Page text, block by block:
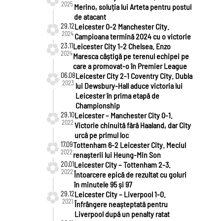
2025Merino, soluția lui Arteta pentru postul
de atacant
29.12
2024
Leicester 0-2 Manchester City.
Campioana termină 2024 cu o victorie
23.11
2024
Leicester City 1-2 Chelsea. Enzo
Maresca câștigă pe terenul echipei pe
care a promovat-o în Premier League
06.08
2023
Leicester City 2-1 Coventry City. Dubla
lui Dewsbury-Hall aduce victoria lui
Leicester în prima etapă de
Championship
29.10
2022
Leicester – Manchester City 0-1.
Victorie chinuită fără Haaland, dar City
urcă pe primul loc
17.09
2022
Tottenham 6-2 Leicester City. Meciul
renașterii lui Heung-Min Son
20.01
2022
Leicester City – Tottenham 2-3.
Întoarcere epică de rezultat cu goluri
în minutele 95 și 97
29.12
2021
Leicester City – Liverpool 1-0.
Înfrângere neașteptată pentru
Liverpool după un penalty ratat